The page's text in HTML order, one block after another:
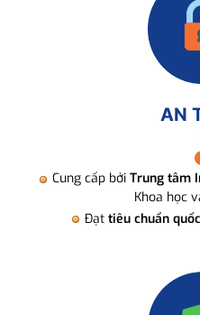
AN
Cung cấp bởi Trung tâm
Khoa học
Đạt tiêu chuẩn